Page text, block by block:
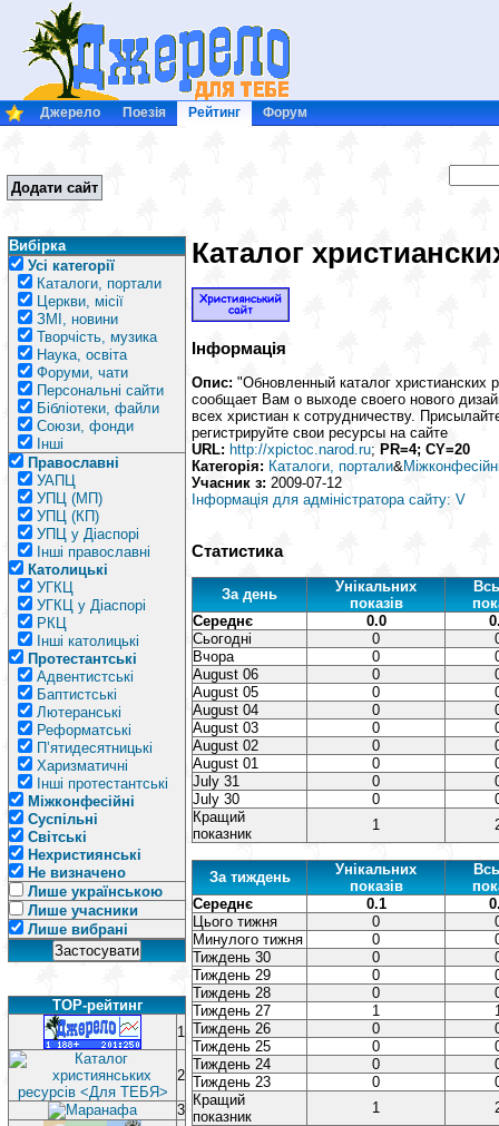
Джерело Поезія Рейтинг Форум
Додати сайт
Вибірка
Усі категорії
Каталоги, портали
Церкви, місії
ЗМІ, новини
Творчість, музика
Наука, освіта
Форуми, чати
Персональні сайти
Бібліотеки, файли
Союзи, фонди
Інші
Православні
УАПЦ
УПЦ (МП)
УПЦ (КП)
УПЦ у Діаспорі
Інші православні
Католицькі
УГКЦ
УГКЦ у Діаспорі
РКЦ
Інші католицькі
Протестантські
Адвентистські
Баптистські
Лютеранські
Реформатські
П’ятидесятницькі
Харизматичні
Інші протестантські
Міжконфесійні
Суспільні
Світські
Нехристиянські
Не визначено
Лише українською
Лише учасники
Лише вибрані
TOP-рейтинг
1
2
3
Каталог
Інформація
Опис: "Обновленный каталог
сообщает Вам о выходе своего нового
всех христиан к сотрудничеству.
регистрируйте свои ресурсы на сайте
URL: http://xpictoc.narod.ru; PR=4; CY=20
Категорія: Каталоги, портали&
Учасник з: 2009-07-12
Інформація для адміністратора сайту: V
Статистика
За день
Унікальних
показів
Середнє
0.0
Сьогодні
0
Вчора
0
August 06
0
August 05
0
August 04
0
August 03
0
August 02
0
August 01
0
July 31
0
July 30
0
Кращий
показник
1
За тиждень
Унікальних
показів
Середнє
0.1
Цього тижня
0
Минулого тижня
0
Тиждень 30
0
Тиждень 29
0
Тиждень 28
0
Тиждень 27
1
Тиждень 26
0
Тиждень 25
0
Тиждень 24
0
Тиждень 23
0
Кращий
показник
1